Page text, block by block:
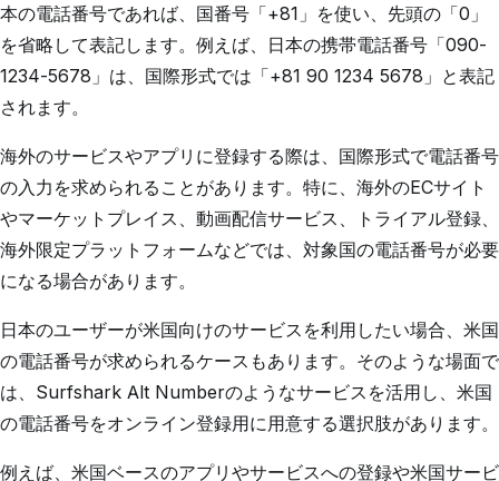
本の電話番号であれば、国番号「+81」を使い、先頭の「0」
を省略して表記します。例えば、日本の携帯電話番号「090-
1234-5678」は、国際形式では「+81 90 1234 5678」と表記
されます。
海外のサービスやアプリに登録する際は、国際形式で電話番号
の入力を求められることがあります。特に、海外のECサイト
やマーケットプレイス、動画配信サービス、トライアル登録、
海外限定プラットフォームなどでは、対象国の電話番号が必要
になる場合があります。
日本のユーザーが米国向けのサービスを利用したい場合、米国
の電話番号が求められるケースもあります。そのような場面で
は、Surfshark Alt Numberのようなサービスを活用し、米国
の電話番号をオンライン登録用に用意する選択肢があります。
例えば、米国ベースのアプリやサービスへの登録や米国サービ